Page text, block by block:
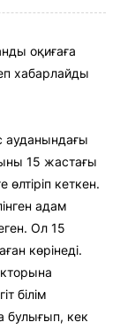
оқиғаға
хабарлайды
ауданындағы
15 жастағы
кеткен.
адам
Ол 15
көрінеді.
білім
булығып, кек